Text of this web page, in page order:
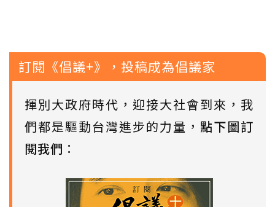
訂閱《倡議+》，投稿成為倡議家
揮別大政府時代，迎接大社會到來，我
們都是驅動台灣進步的力量， 點下圖訂
閱我們 ：